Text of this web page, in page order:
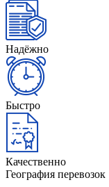
Надёжно
Быстро
Качественно
География перевозок